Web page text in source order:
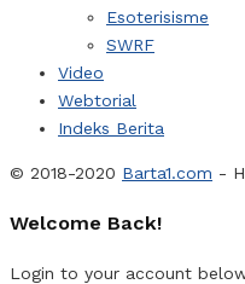
Esoterisisme
SWRF
Video
Webtorial
Indeks Berita
© 2018-2020 Barta1.com -
Welcome Back!
Login to your account